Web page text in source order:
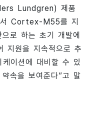
Lundgren) 제품
서 Cortex-M55를 지
로 하는 초기 개발에
지원을 지속적으로 추
이션에 대비할 수 있
속을 보여준다”고 말